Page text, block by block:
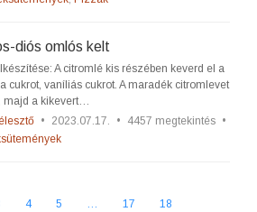
diós omlós kelt
A citromlé kis részében keverd el a
cukrot, vaníliás cukrot. A maradék citromlevet
majd a kikevert…
• 2023.07.17. • 4457 megtekintés •
4 5 … 17 18